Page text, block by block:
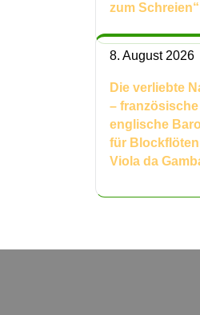
zum Schreien“
8. August 2026
Die verliebte
– französische
englische
für Blockflöten
Viola da